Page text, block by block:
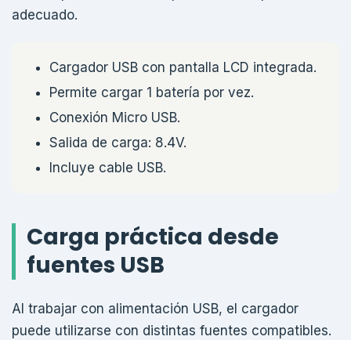
adecuado.
Cargador USB con pantalla LCD integrada.
Permite cargar 1 batería por vez.
Conexión Micro USB.
Salida de carga: 8.4V.
Incluye cable USB.
Carga práctica desde
fuentes USB
Al trabajar con alimentación USB, el cargador
puede utilizarse con distintas fuentes compatibles.